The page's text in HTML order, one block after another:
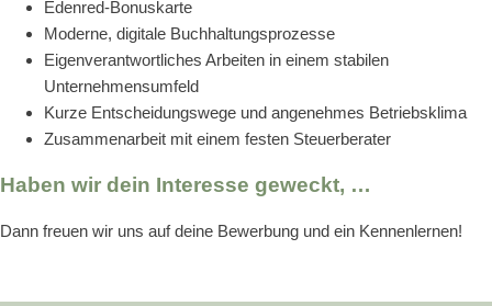
Edenred-Bonuskarte
Moderne, digitale Buchhaltungsprozesse
Eigenverantwortliches Arbeiten in einem stabilen
Unternehmensumfeld
Kurze Entscheidungswege und angenehmes Betriebsklima
Zusammenarbeit mit einem festen Steuerberater
Haben wir dein Interesse geweckt, …
Dann freuen wir uns auf deine Bewerbung und ein Kennenlernen!